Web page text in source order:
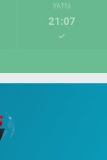
YATSI
21:07